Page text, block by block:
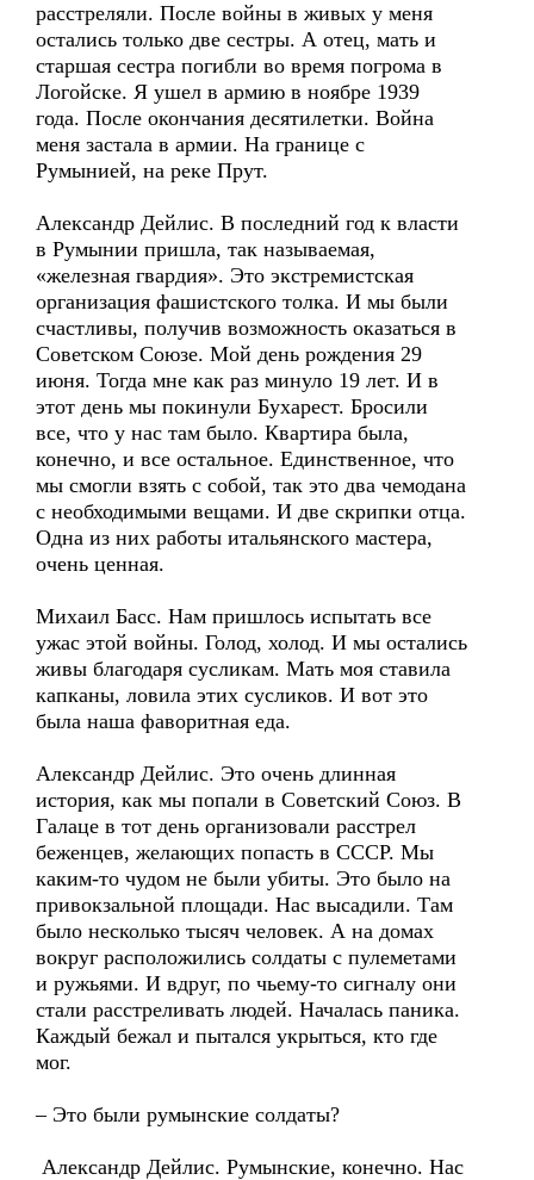
расстреляли. После войны в живых у меня
остались только две сестры. А отец, мать и
старшая сестра погибли во время погрома в
Логойске. Я ушел в армию в ноябре 1939
года. После окончания десятилетки. Война
меня застала в армии. На границе с
Румынией, на реке Прут.
Александр Дейлис. В последний год к власти
в Румынии пришла, так называемая,
«железная гвардия». Это экстремистская
организация фашистского толка. И мы были
счастливы, получив возможность оказаться в
Советском Союзе. Мой день рождения 29
июня. Тогда мне как раз минуло 19 лет. И в
этот день мы покинули Бухарест. Бросили
все, что у нас там было. Квартира была,
конечно, и все остальное. Единственное, что
мы смогли взять с собой, так это два чемодана
с необходимыми вещами. И две скрипки отца.
Одна из них работы итальянского мастера,
очень ценная.
Михаил Басс. Нам пришлось испытать все
ужас этой войны. Голод, холод. И мы остались
живы благодаря сусликам. Мать моя ставила
капканы, ловила этих сусликов. И вот это
была наша фаворитная еда.
Александр Дейлис. Это очень длинная
история, как мы попали в Советский Союз. В
Галаце в тот день организовали расстрел
беженцев, желающих попасть в СССР. Мы
каким-то чудом не были убиты. Это было на
привокзальной площади. Нас высадили. Там
было несколько тысяч человек. А на домах
вокруг расположились солдаты с пулеметами
и ружьями. И вдруг, по чьему-то сигналу они
стали расстреливать людей. Началась паника.
Каждый бежал и пытался укрыться, кто где
мог.
– Это были румынские солдаты?
Александр Дейлис. Румынские, конечно. Нас